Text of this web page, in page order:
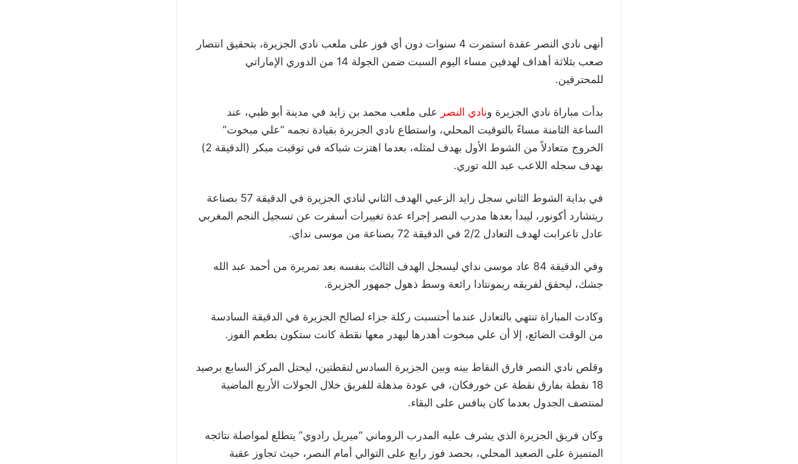
أنهى نادي النصر عقدة استمرت 4 سنوات دون أي فوز على ملعب نادي الجزيرة، بتحقيق انتصار
صعب بثلاثة أهداف لهدفين مساء اليوم السبت ضمن الجولة 14 من الدوري الإماراتي
للمحترفين.
بدأت مباراة نادي الجزيرة ونادي النصر على ملعب محمد بن زايد في مدينة أبو ظبي، عند
الساعة الثامنة مساءً بالتوقيت المحلي، واستطاع نادي الجزيرة بقيادة نجمه “علي مبخوت”
الخروج متعادلاً من الشوط الأول بهدف لمثله، بعدما اهتزت شباكه في توقيت مبكر (الدقيقة 2)
بهدف سجله اللاعب عبد الله توري.
في بداية الشوط الثاني سجل زايد الزعبي الهدف الثاني لنادي الجزيرة في الدقيقة 57 بصناعة
ريتشارد أكونور، ليبدأ بعدها مدرب النصر إجراء عدة تغييرات أسفرت عن تسجيل النجم المغربي
عادل تاعرابت لهدف التعادل 2/2 في الدقيقة 72 بصناعة من موسى نداي.
وفي الدقيقة 84 عاد موسى نداي ليسجل الهدف الثالث بنفسه بعد تمريرة من أحمد عبد الله
جشك، ليحقق لفريقه ريمونتادا رائعة وسط ذهول جمهور الجزيرة.
وكادت المباراة تنتهي بالتعادل عندما أحتسبت ركلة جزاء لصالح الجزيرة في الدقيقة السادسة
من الوقت الضائع، إلا أن علي مبخوت أهدرها ليهدر معها نقطة كانت ستكون بطعم الفوز.
وقلص نادي النصر فارق النقاط بينه وبين الجزيرة السادس لنقطتين، ليحتل المركز السابع برصيد
18 نقطة بفارق نقطة عن خورفكان، في عودة مذهلة للفريق خلال الجولات الأربع الماضية
لمنتصف الجدول بعدما كان ينافس على البقاء.
وكان فريق الجزيرة الذي يشرف عليه المدرب الروماني “ميريل رادوي” يتطلع لمواصلة نتائجه
المتميزة على الصعيد المحلي، بحصد فوز رابع على التوالي أمام النصر، حيث تجاوز عقبة